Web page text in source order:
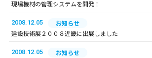
現場機材の管理システムを開発！
2008.12.05
お知らせ
建設技術展２００８近畿に出展しました
2008.12.05
お知らせ